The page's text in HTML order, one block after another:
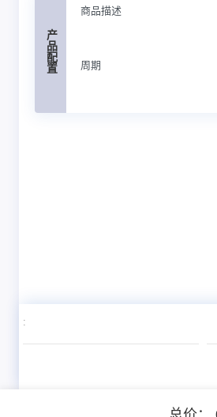
产品配置
商品描述
周期
: